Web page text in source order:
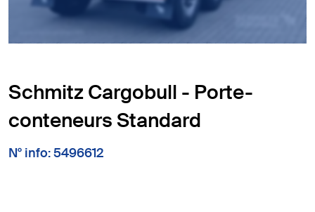
Schmitz Cargobull - Porte-
conteneurs Standard
N° info: 5496612